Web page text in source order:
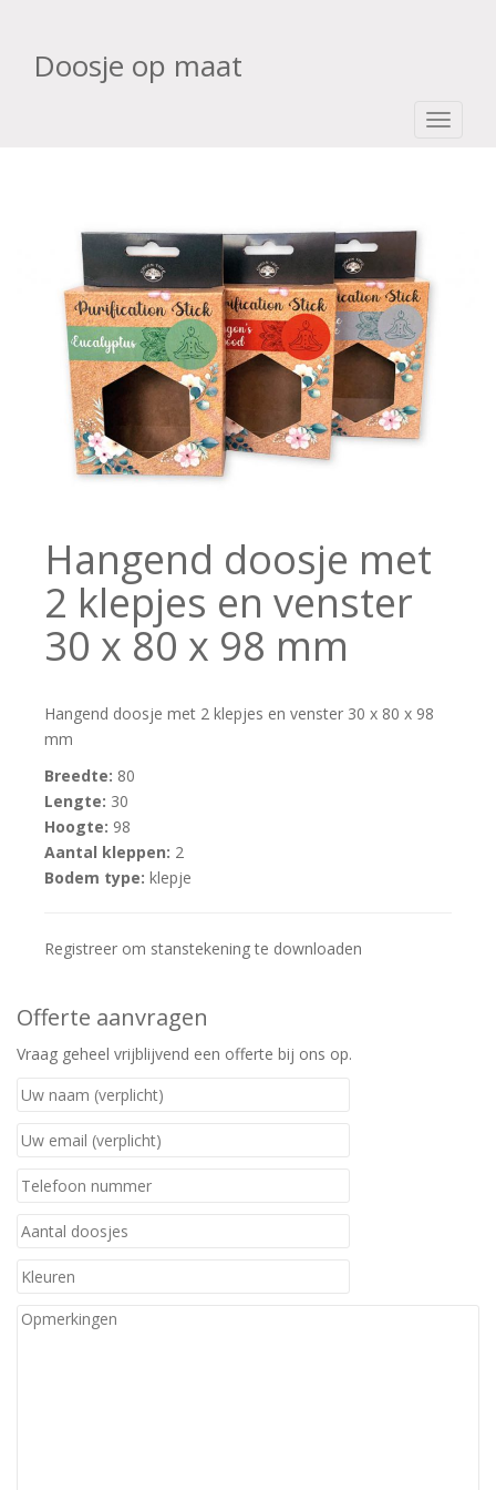
Doosje op maat
Hangend doosje met
2 klepjes en venster
30 x 80 x 98 mm
Hangend doosje met 2 klepjes en venster 30 x 80 x 98
mm
Breedte: 80
Lengte: 30
Hoogte: 98
Aantal kleppen: 2
Bodem type: klepje
Registreer om stanstekening te downloaden
Offerte aanvragen
Vraag geheel vrijblijvend een offerte bij ons op.